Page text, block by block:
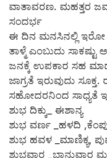
ವಾತಾವರಣ. ಮಹತ್ತರ
ಸಂದರ್ಭ
ಈ ದಿನ ಮನಸಿನಲ್ಲಿ ಇರೋ
ತಾಳ್ಮೆ ಎಂಬುದು ಸಾಕಷ್ಟು
ಜನಕ್ಕೆ ಉಪಕಾರ ಸಹ
ಜಾಗ್ರತೆ ಇರುವುದು
ಸಹೋದರನಿಂದ ಸಾಧ್ಯತೆ
ಶುಭ ದಿಕ್ಕು_ ಈಶಾನ್ಯ
ಶುಭ ವರ್ಣ _ಹಳದಿ
ಶುಭ ಹವಳ _ಮಾಣಿಕ್ಯ,
ಶುಭವಾರ _ಭಾನುವಾರ